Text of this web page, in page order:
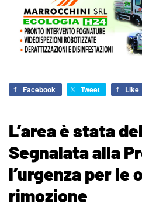
Facebook Tweet Like
L’area è stata
Segnalata alla
l’urgenza per le
rimozione